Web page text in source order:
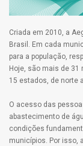
Criada em 2010, a
Brasil. Em cada
para a população,
Hoje, são mais de
15 estados, de norte
O acesso das
abastecimento de
condições
municípios. Por isso,